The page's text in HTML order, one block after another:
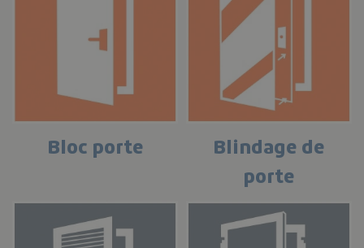
Bloc porte
Blindage de
porte